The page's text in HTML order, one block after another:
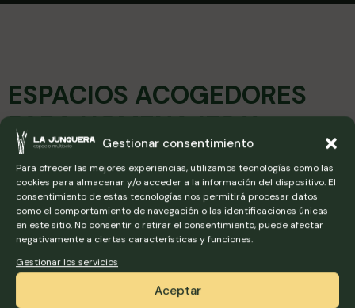
Gestionar consentimiento
Para ofrecer las mejores experiencias, utilizamos tecnologías como las
cookies para almacenar y/o acceder a la información del dispositivo. El
consentimiento de estas tecnologías nos permitirá procesar datos
como el comportamiento de navegación o las identificaciones únicas
en este sitio. No consentir o retirar el consentimiento, puede afectar
negativamente a ciertas características y funciones.
Gestionar los servicios
Aceptar
ESPACIOS ACOGEDORES
PARA HOMENAJES Y
DESPEDIDAS POR
JUBILACIÓN